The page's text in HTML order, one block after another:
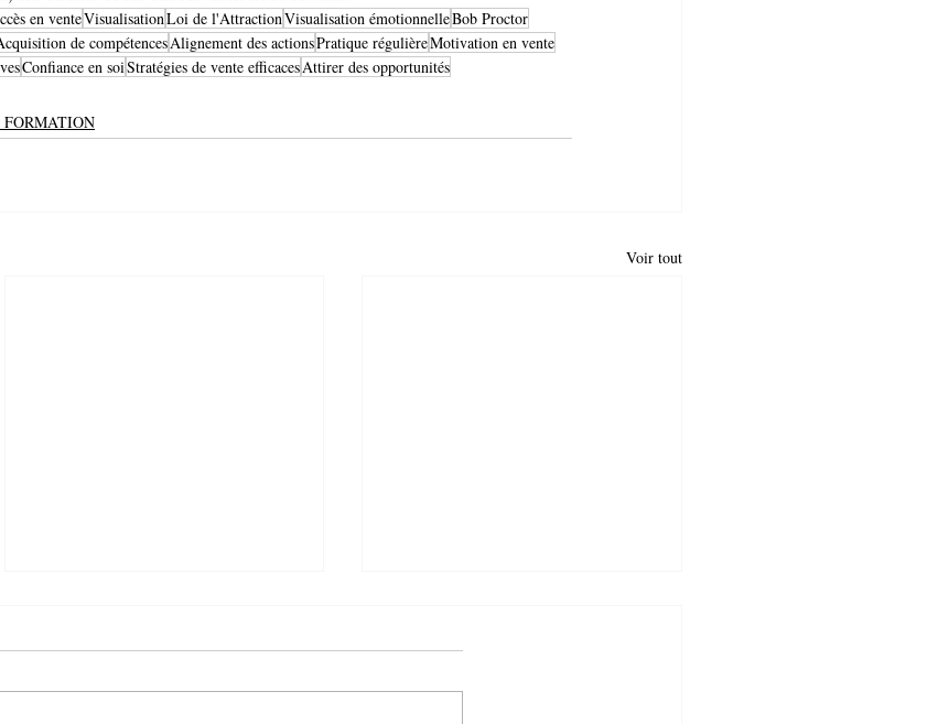
en venteVisualisationLoi de l'AttractionVisualisation émotionnelleBob Proctor
de compétencesAlignement des actionsPratique régulièreMotivation en vente
Confiance en soiStratégies de vente efficacesAttirer des opportunités
Voir tout